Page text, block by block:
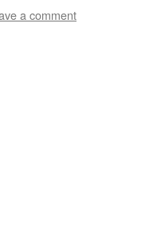
a comment